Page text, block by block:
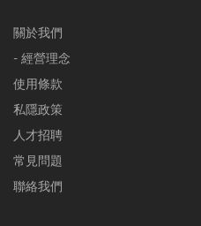
關於我們
- 經營理念
使用條款
私隱政策
人才招聘
常見問題
聯絡我們